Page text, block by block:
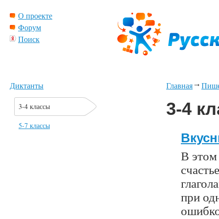
О проекте
Форум
Поиск
Главная
3-4
В этом
при
Диктанты
3-4 классы
5-7 классы